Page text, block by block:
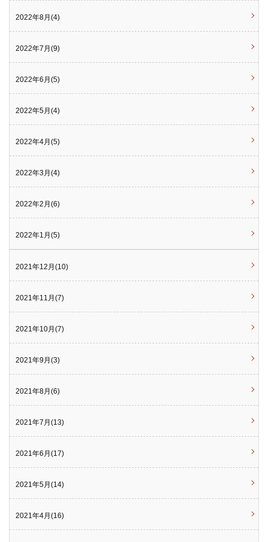
2022年8月(4)
2022年7月(9)
2022年6月(5)
2022年5月(4)
2022年4月(5)
2022年3月(4)
2022年2月(6)
2022年1月(5)
2021年12月(10)
2021年11月(7)
2021年10月(7)
2021年9月(3)
2021年8月(6)
2021年7月(13)
2021年6月(17)
2021年5月(14)
2021年4月(16)